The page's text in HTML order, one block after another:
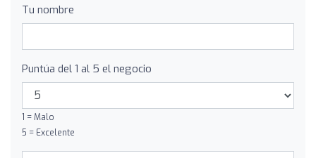
Tu nombre
Puntúa del 1 al 5 el negocio
1 = Malo
5 = Excelente